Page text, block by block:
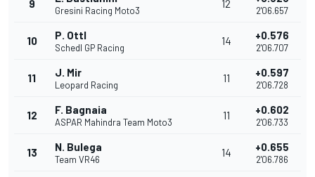
9
Gresini Racing Moto3
12
2'06.657
10 P. Ottl
Schedl GP Racing
14 +0.576
2'06.707
11 J. Mir
Leopard Racing
11 +0.597
2'06.728
12 F. Bagnaia
ASPAR Mahindra Team Moto3
11 +0.602
2'06.733
13 N. Bulega
Team VR46
14 +0.655
2'06.786